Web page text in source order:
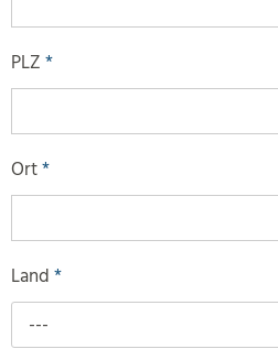
PLZ *
Ort *
Land *
---